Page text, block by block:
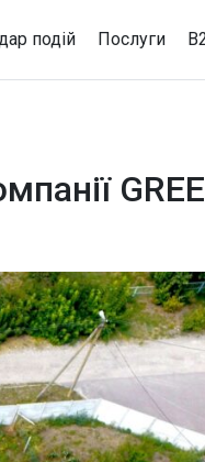
подій Послуги